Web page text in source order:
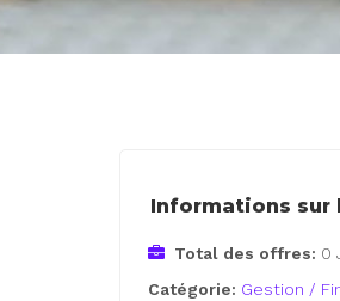
Informations sur
Total des offres: 0
Catégorie: Gestion /